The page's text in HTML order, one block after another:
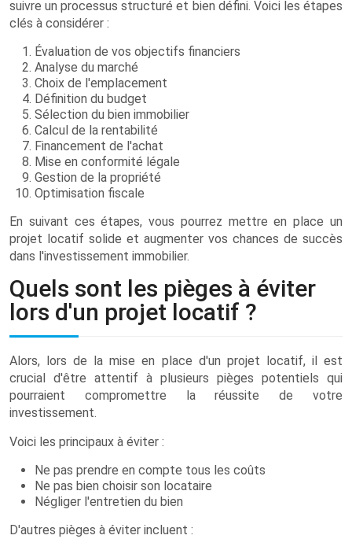
suivre un processus structuré et bien défini. Voici les étapes
clés à considérer :
Évaluation de vos objectifs financiers
Analyse du marché
Choix de l'emplacement
Définition du budget
Sélection du bien immobilier
Calcul de la rentabilité
Financement de l'achat
Mise en conformité légale
Gestion de la propriété
Optimisation fiscale
En suivant ces étapes, vous pourrez mettre en place un
projet locatif solide et augmenter vos chances de succès
dans l'investissement immobilier.
Quels sont les pièges à éviter
lors d'un projet locatif ?
Alors, lors de la mise en place d'un projet locatif, il est
crucial d'être attentif à plusieurs pièges potentiels qui
pourraient compromettre la réussite de votre
investissement.
Voici les principaux à éviter :
Ne pas prendre en compte tous les coûts
Ne pas bien choisir son locataire
Négliger l'entretien du bien
D'autres pièges à éviter incluent :